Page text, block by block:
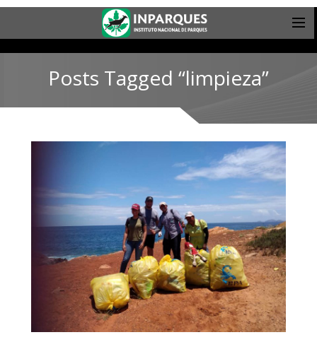
Posts Tagged “limpieza”